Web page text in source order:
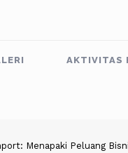
AKTIVITAS
Menapaki Peluang